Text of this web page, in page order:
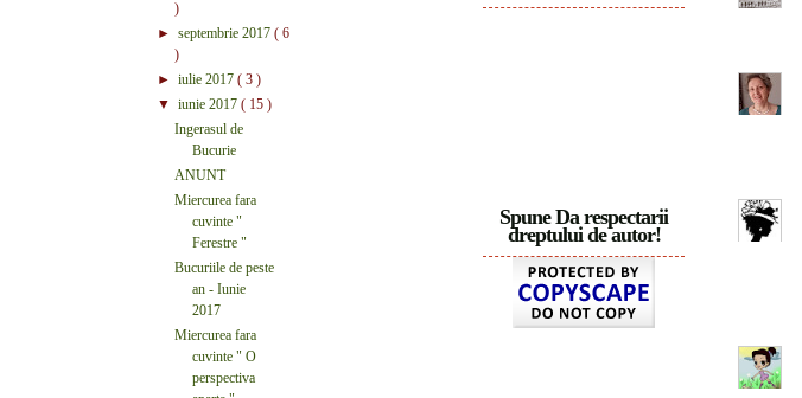
Spune Da respectarii
dreptului de autor!
)
► septembrie 2017 ( 6
)
► iulie 2017 ( 3 )
▼ iunie 2017 ( 15 )
Ingerasul de
Bucurie
ANUNT
Miercurea fara
cuvinte "
Ferestre "
Bucuriile de peste
an - Iunie
2017
Miercurea fara
cuvinte " O
perspectiva